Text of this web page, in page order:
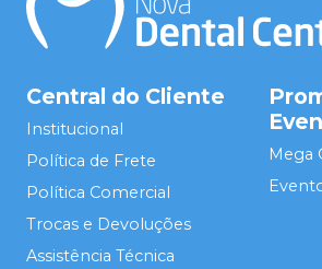
Central do Cliente
Institucional
Política de Frete
Política Comercial
Trocas e Devoluções
Assistência Técnica
Mega